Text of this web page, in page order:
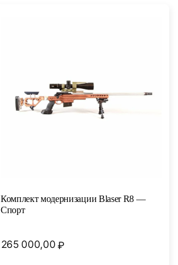
Комплект модернизации Blaser R8 —
Спорт
265 000,00₽